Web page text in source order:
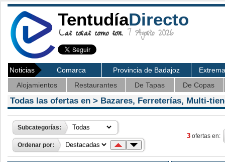
TentudíaDirecto
Las cosas como son. 7 Agosto 2026
Noticias Comarca Provincia de Badajoz
Alojamientos
Restaurantes De Tapas De Copas
Todas las ofertas en > Bazares, Ferreterías, Multi-
Subcategorías:
Ordenar por:
3 ofertas en: